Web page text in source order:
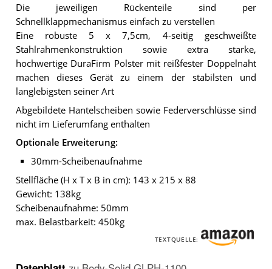
Die jeweiligen Rückenteile sind per
Schnellklappmechanismus einfach zu verstellen
Eine robuste 5 x 7,5cm, 4-seitig geschweißte
Stahlrahmenkonstruktion sowie extra starke,
hochwertige DuraFirm Polster mit reißfester Doppelnaht
machen dieses Gerät zu einem der stabilsten und
langlebigsten seiner Art
Abgebildete Hantelscheiben sowie Federverschlüsse sind
nicht im Lieferumfang enthalten
Optionale Erweiterung:
30mm-Scheibenaufnahme
Stellfläche (H x T x B in cm): 143 x 215 x 88
Gewicht: 138kg
Scheibenaufnahme: 50mm
max. Belastbarkeit: 450kg
TEXTQUELLE: